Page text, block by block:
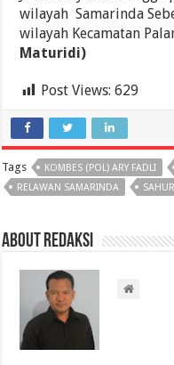
wilayah Samarinda
wilayah Kecamatan
Maturidi)
Post Views: 629
Tags KOMBES (POL) ARY FADLI
RELAWAN SAMARINDA
About Redaksi